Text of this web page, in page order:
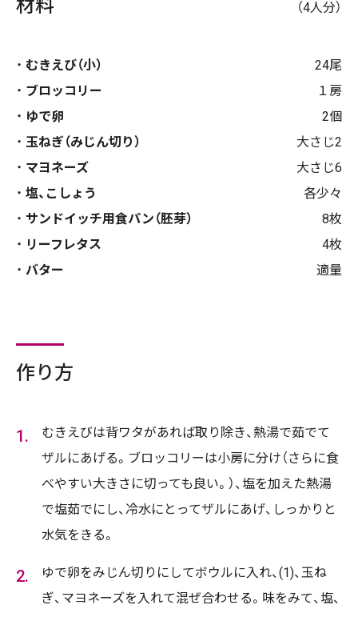
材料 （4人分）
むきえび（小）
24尾
ブロッコリー
１房
ゆで卵
2個
玉ねぎ（みじん切り）
大さじ2
マヨネーズ
大さじ6
塩、こしょう
各少々
サンドイッチ用食パン（胚芽）
8枚
リーフレタス
4枚
バター
適量
作り方
むきえびは背ワタがあれば取り除き、熱湯で茹でて
ザルにあげる。ブロッコリーは小房に分け（さらに食
べやすい大きさに切っても良い。）、塩を加えた熱湯
で塩茹でにし、冷水にとってザルにあげ、しっかりと
水気をきる。
ゆで卵をみじん切りにしてボウルに入れ、(1)、玉ね
ぎ、マヨネーズを入れて混ぜ合わせる。味をみて、塩、